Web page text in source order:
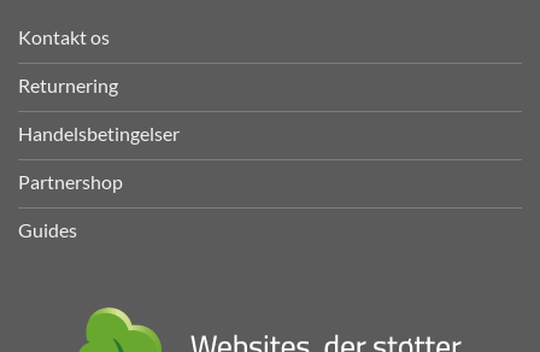
Kontakt os
Returnering
Handelsbetingelser
Partnershop
Guides